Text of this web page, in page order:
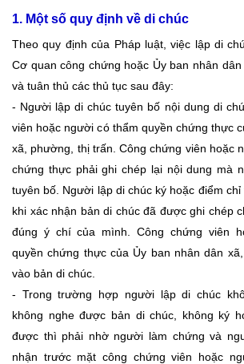
1. Một số quy định về di chúc
Theo quy định của Pháp luật, việc lập di
Cơ quan công chứng hoặc Ủy ban nhân
và tuân thủ các thủ tục sau đây:
- Người lập di chúc tuyên bố nội dung di
viên hoặc người có thẩm quyền chứng thực
xã, phường, thị trấn. Công chứng viên hoặc
chứng thực phải ghi chép lại nội dung mà
tuyên bố. Người lập di chúc ký hoặc điểm
khi xác nhận bản di chúc đã được ghi chép
đúng ý chí của mình. Công chứng viên
quyền chứng thực của Ủy ban nhân dân
vào bản di chúc.
- Trong trường hợp người lập di chúc
không nghe được bản di chúc, không ký
được thì phải nhờ người làm chứng và
nhận trước mặt công chứng viên hoặc